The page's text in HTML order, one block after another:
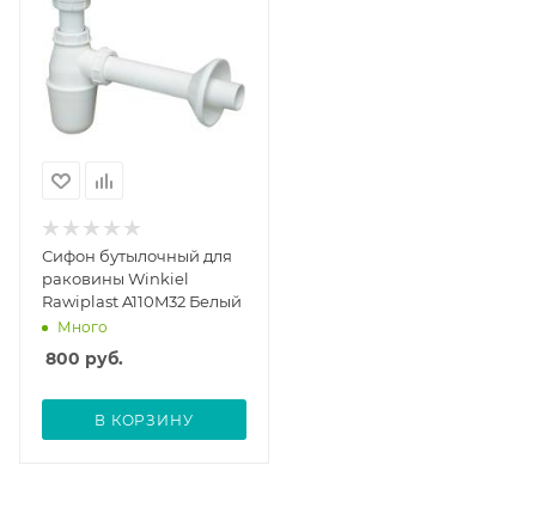
Сифон бутылочный для
раковины Winkiel
Rawiplast A110M32 Белый
Много
800 руб.
В КОРЗИНУ